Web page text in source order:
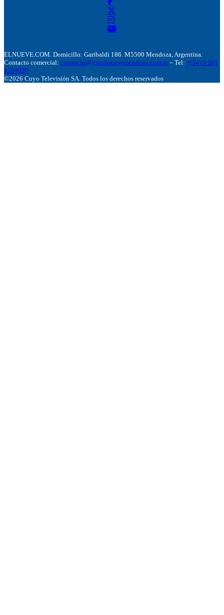
ELNUEVE.COM. Domicillo: Garibaldi 186. M5500 Mendoza, Argentina.
Contacto comercial: comercial@canalnuevemendoza.com.ar – Tel: +(54) 9 261
4204020
©2026 Cuyo Televisión SA. Todos los derechos reservados